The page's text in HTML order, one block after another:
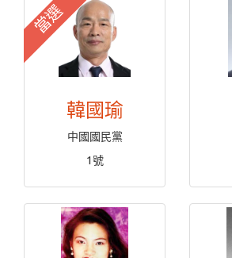
當選
韓國瑜
中國國民黨
1號